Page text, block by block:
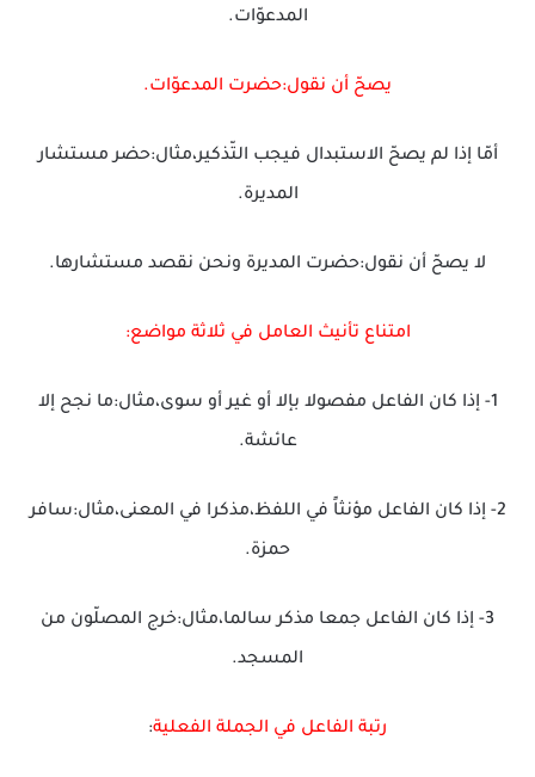
المدعوّات.
يصحّ أن نقول:حضرت المدعوّات.
أمّا إذا لم يصحّ الاستبدال فيجب التّذكير،مثال:حضر مستشار
المديرة.
لا يصحّ أن نقول:حضرت المديرة ونحن نقصد مستشارها.
امتناع تأنيث العامل في ثلاثة مواضع:
1- إذا كان الفاعل مفصولا بإلا أو غير أو سوى،مثال:ما نجح إلا
عائشة.
2- إذا كان الفاعل مؤنثاً في اللفظ،مذكرا في المعنى،مثال:سافر
حمزة.
3- إذا كان الفاعل جمعا مذكر سالما،مثال:خرج المصلّون من
المسجد.
رتبة الفاعل في الجملة الفعلية: